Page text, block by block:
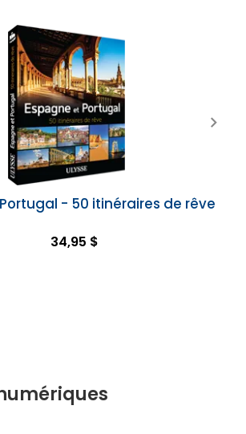
- 50 itinéraires de rêve
34,95 $